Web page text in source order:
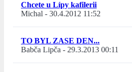
Chcete u Lípy kafilerii
Michal - 30.4.2012 11:52
TO BYL ZASE DEN...
Babča Lipča - 29.3.2013 00:11